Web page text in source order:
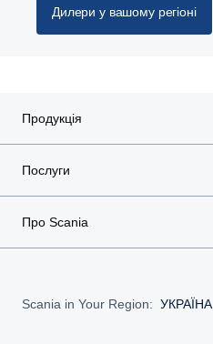
Дилери у вашому регіоні
Продукція
Послуги
Про Scania
Scania in Your Region: УКРАЇНА